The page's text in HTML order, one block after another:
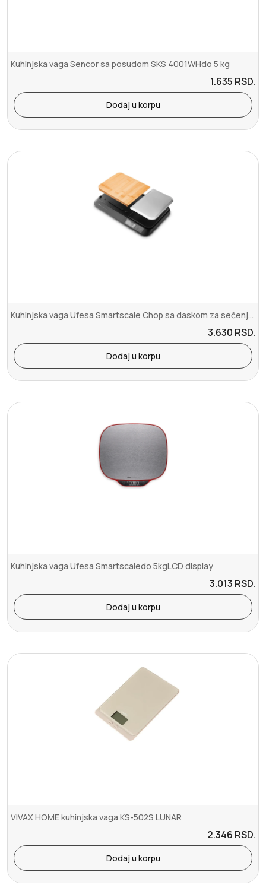
Kuhinjska vaga Sencor sa posudom SKS 4001WHdo 5 kg
1.635 RSD.
Dodaj u korpu
Kuhinjska vaga Ufesa Smartscale Chop sa daskom za sečenjedo 5kgLCD ...
3.630 RSD.
Dodaj u korpu
Kuhinjska vaga Ufesa Smartscaledo 5kgLCD display
3.013 RSD.
Dodaj u korpu
VIVAX HOME kuhinjska vaga KS-502S LUNAR
2.346 RSD.
Dodaj u korpu